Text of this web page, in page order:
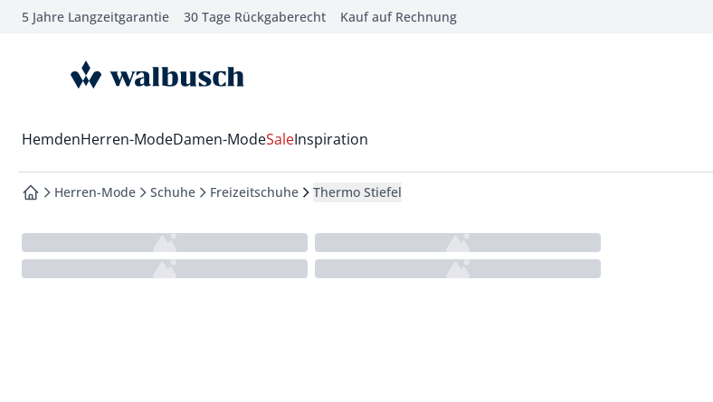
springen
springen
springen
5 Jahre Langzeitgarantie 30 Tage Rückgaberecht Kauf auf Rechnung
zur Startseite
Wechsel in das Menü mit Pfeil-Runter Taste
HemdenHerren-ModeDamen-ModeSaleInspiration
zur Startseite
Herren-Mode Schuhe Freizeitschuhe Thermo Stiefel